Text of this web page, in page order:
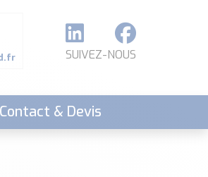
SUIVEZ-NOUS
Contact & Devis